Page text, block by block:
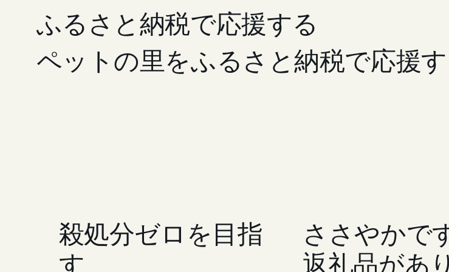
ふるさと納税で応援する
ペットの里をふるさと納税で応援
殺処分ゼロを目指
す
ささやかで
返礼品があ